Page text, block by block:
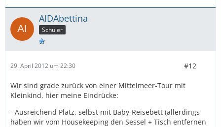
AIDAbettina
Schüler
29. April 2012 um 22:30 #12
Wir sind grade zurück von einer Mittelmeer-Tour mit
Kleinkind, hier meine Eindrücke:
- Ausreichend Platz, selbst mit Baby-Reisebett (allerdings
haben wir vom Housekeeping den Sessel + Tisch entfernen